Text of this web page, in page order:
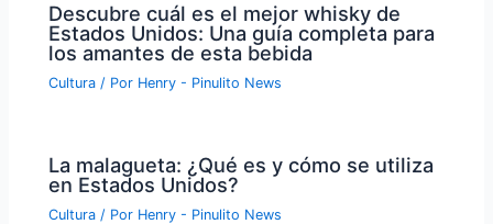
Descubre cuál es el mejor whisky de
Estados Unidos: Una guía completa para
los amantes de esta bebida
Cultura / Por Henry - Pinulito News
La malagueta: ¿Qué es y cómo se utiliza
en Estados Unidos?
Cultura / Por Henry - Pinulito News